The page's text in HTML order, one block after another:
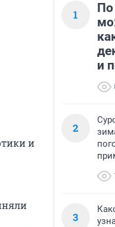
и
1
По
и
2
3